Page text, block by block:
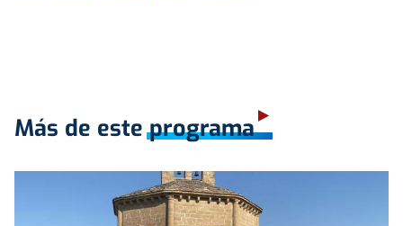
Más de este programa